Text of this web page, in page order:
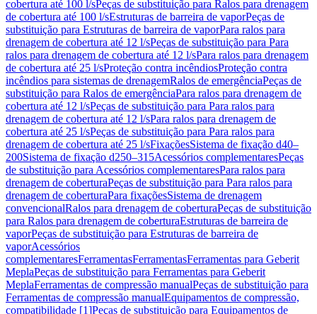
cobertura até 100 l/sPeças de substituição para Ralos para drenagem
de cobertura até 100 l/sEstruturas de barreira de vaporPeças de
substituição para Estruturas de barreira de vaporPara ralos para
drenagem de cobertura até 12 l/sPeças de substituição para Para
ralos para drenagem de cobertura até 12 l/sPara ralos para drenagem
de cobertura até 25 l/sProteção contra incêndiosProteção contra
incêndios para sistemas de drenagemRalos de emergênciaPeças de
substituição para Ralos de emergênciaPara ralos para drenagem de
cobertura até 12 l/sPeças de substituição para Para ralos para
drenagem de cobertura até 12 l/sPara ralos para drenagem de
cobertura até 25 l/sPeças de substituição para Para ralos para
drenagem de cobertura até 25 l/sFixaçõesSistema de fixação d40–
200Sistema de fixação d250–315Acessórios complementaresPeças
de substituição para Acessórios complementaresPara ralos para
drenagem de coberturaPeças de substituição para Para ralos para
drenagem de coberturaPara fixaçõesSistema de drenagem
convencionalRalos para drenagem de coberturaPeças de substituição
para Ralos para drenagem de coberturaEstruturas de barreira de
vaporPeças de substituição para Estruturas de barreira de
vaporAcessórios
complementaresFerramentasFerramentasFerramentas para Geberit
MeplaPeças de substituição para Ferramentas para Geberit
MeplaFerramentas de compressão manualPeças de substituição para
Ferramentas de compressão manualEquipamentos de compressão,
compatibilidade [1]Peças de substituição para Equipamentos de